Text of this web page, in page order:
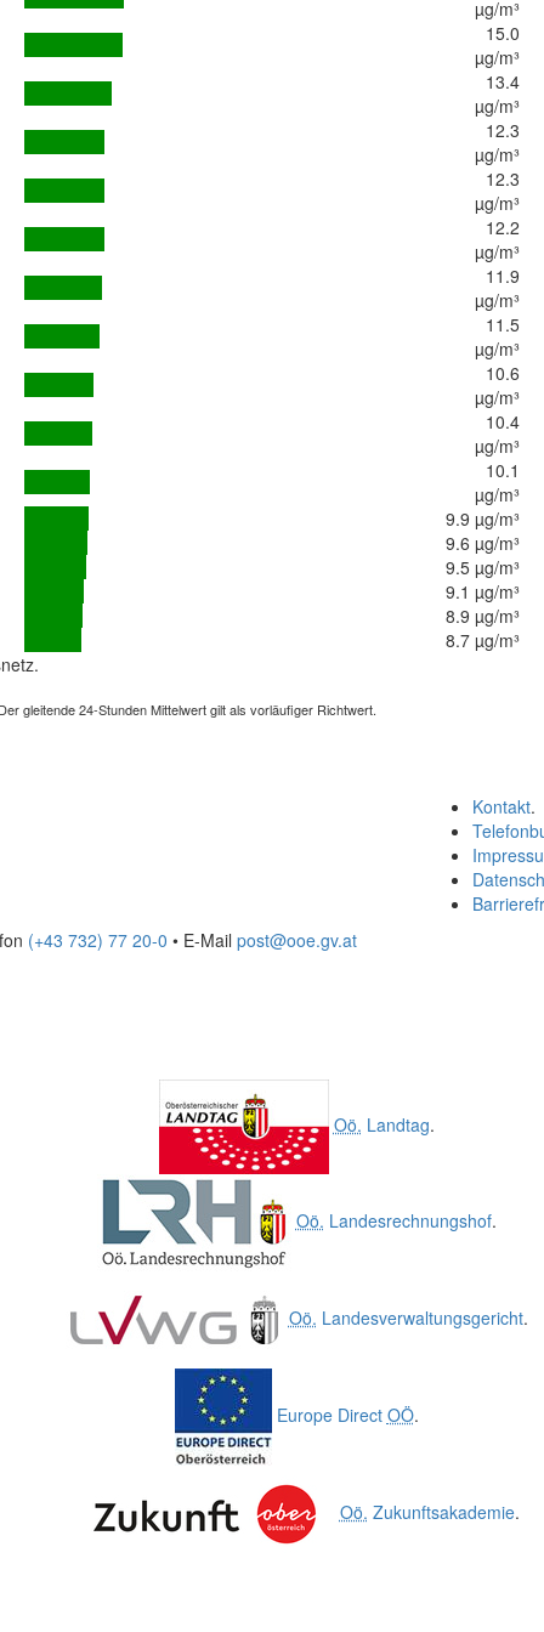
µg/m³
15.0
µg/m³
13.4
µg/m³
12.3
µg/m³
12.3
µg/m³
12.2
µg/m³
11.9
µg/m³
11.5
µg/m³
10.6
µg/m³
10.4
µg/m³
10.1
µg/m³
9.9 µg/m³
9.6 µg/m³
9.5 µg/m³
9.1 µg/m³
8.9 µg/m³
8.7 µg/m³
gleitende 24-Stunden Mittelwert gilt als vorläufiger Richtwert.
Kontakt.
(+43 732) 77 20-0 • E-Mail post@ooe.gv.at
Oö. Landtag.
Oö. Landesrechnungshof.
Oö. Landesverwaltungsgericht.
Europe Direct OÖ.
Oö. Zukunftsakademie.